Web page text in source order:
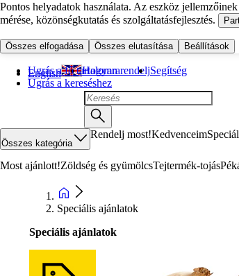
Pontos helyadatok használata. Az eszköz
mérése, közönségkutatás és szolgáltatásfejlesztés.
Összes elfogadása Összes elutasítása Beállítások
Ugrás a fő tartalomra
Ugrás a kereséshez
English Hogyan rendeljSegítség
Összes kategória
Rendelj most!Kedvenceim
Most ajánlott!Zöldség és gyümölcsTejtermék-tojás
Speciális ajánlatok
Speciális ajánlatok